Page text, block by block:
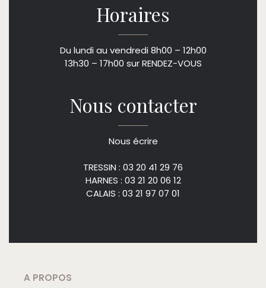
Horaires
Du lundi au vendredi 8h00 – 12h00
13h30 – 17h00 sur RENDEZ-VOUS
Nous contacter
Nous écrire
TRESSIN : 03 20 41 29 76
HARNES : 03 21 20 06 12
CALAIS : 03 21 97 07 01
A PROPOS